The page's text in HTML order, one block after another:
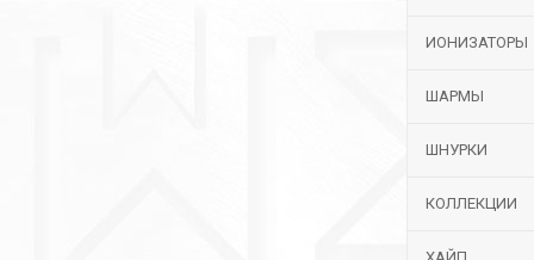
ИОНИЗАТОРЫ
ШАРМЫ
ШНУРКИ
КОЛЛЕКЦИИ